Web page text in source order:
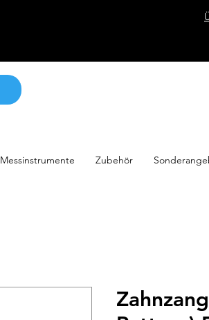
Messinstrumente Zubehör